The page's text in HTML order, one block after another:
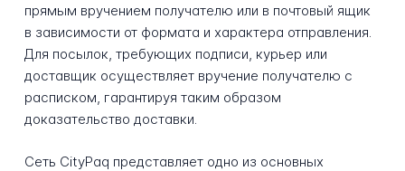
прямым вручением получателю или в почтовый ящик
в зависимости от формата и характера отправления.
Для посылок, требующих подписи, курьер или
доставщик осуществляет вручение получателю с
расписком, гарантируя таким образом
доказательство доставки.
Сеть CityPaq представляет одно из основных